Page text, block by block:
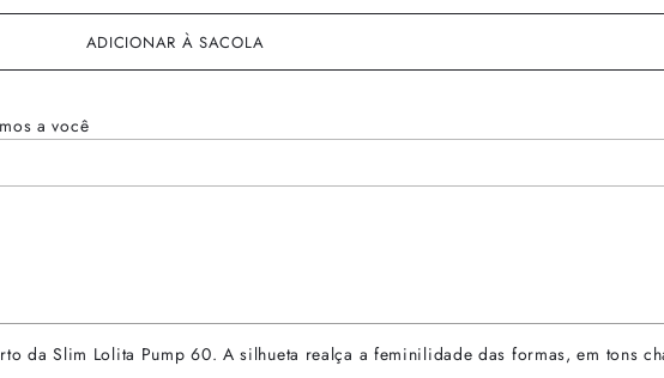
ADICIONAR À SACOLA
a você
Slim Lolita Pump 60. A silhueta realça a feminilidade das formas, em tons